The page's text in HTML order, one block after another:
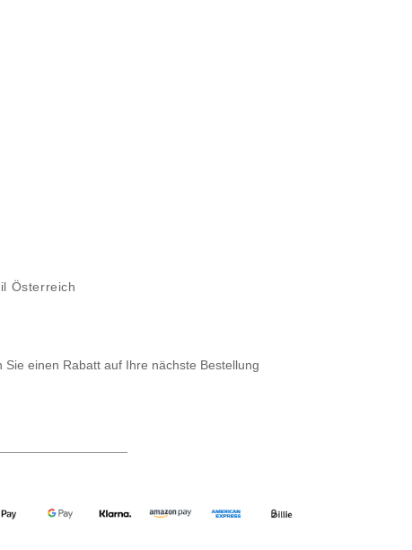
Österreich
einen Rabatt auf Ihre nächste Bestellung